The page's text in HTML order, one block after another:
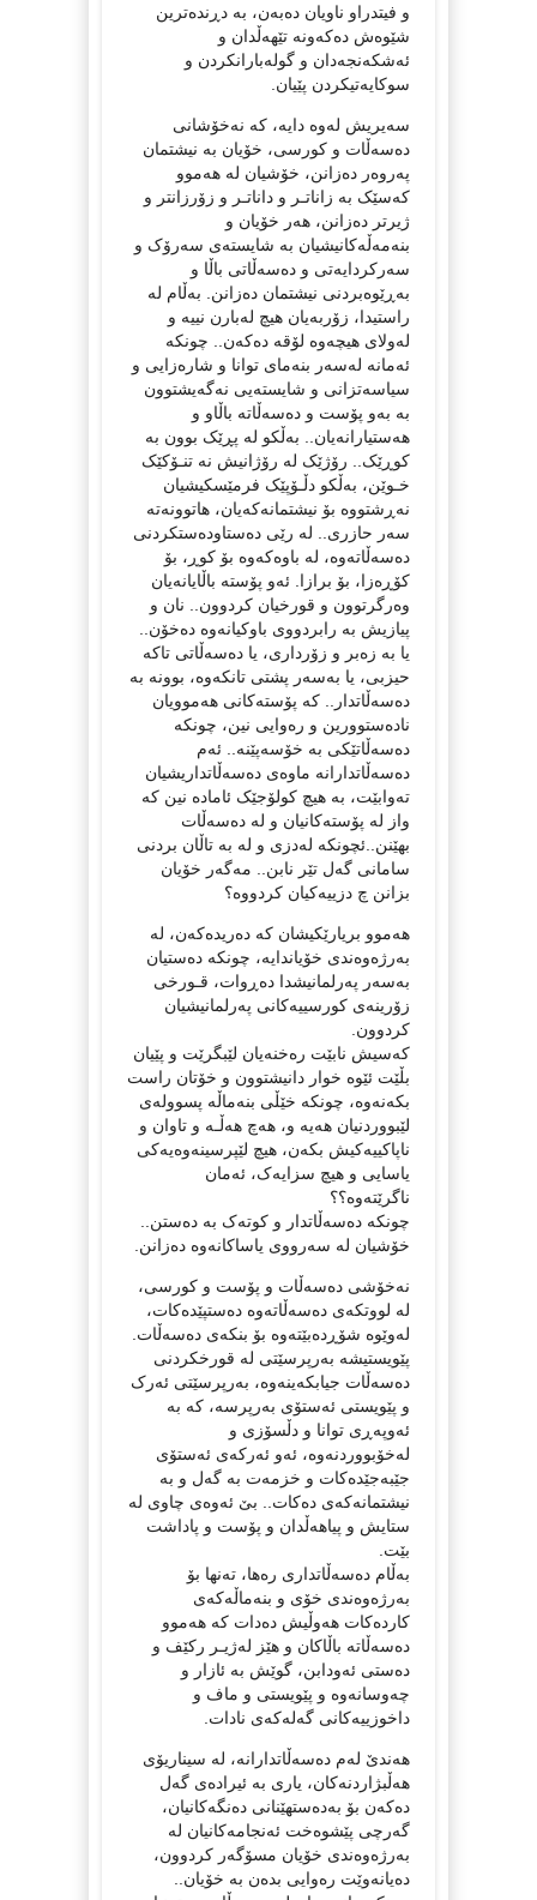
و فیتدراو ناویان دەبەن، بە دڕندەترین
شێوەش دەکەونە تێهەڵدان و
ئەشکەنجەدان و گولەبارانکردن و
سوکایەتیکردن پێیان.
سەیریش لەوە دایە، کە نەخۆشانی
دەسەڵات و کورسی، خۆیان بە نیشتمان
پەروەر دەزانن، خۆشیان لە هەموو
کەسێک بە زاناتـر و داناتـر و زۆرزانتر و
ژیرتر دەزانن، هەر خۆیان و
بنەمەڵەکانیشیان بە شایستەی سەرۆک و
سەرکردایەتی و دەسەڵاتی باڵا و
بەڕێوەبردنی نیشتمان دەزانن. بەڵام لە
راستیدا، زۆربەیان هیچ لەبارن نییە و
لەولای هیچەوە لۆقە دەکەن.. چونکە
ئەمانە لەسەر بنەمای توانا و شارەزایی و
سیاسەتزانی و شایستەیی نەگەیشتوون
بە بەو پۆست و دەسەڵاتە باڵاو و
هەستیارانەیان.. بەڵکو لە پڕێک بوون بە
کوڕێک.. رۆژێک لە رۆژانیش نە تنـۆکێک
خـوێن، بەڵکو دڵـۆپێک فرمێسکیشیان
نەڕشتووە بۆ نیشتمانەکەیان، هاتوونەتە
سەر حازری.. لە رێی دەستاودەستکردنی
دەسەڵاتەوە، لە باوەکەوە بۆ کوڕ، بۆ
کۆڕەزا، بۆ برازا. ئەو پۆستە باڵایانەیان
وەرگرتوون و قورخیان کردوون.. نان و
پیازیش بە رابردووی باوکیانەوە دەخۆن..
یا بە زەبر و زۆرداری، یا دەسەڵاتی تاکە
حیزبی، یا بەسەر پشتی تانکەوە، بوونە بە
دەسەڵاتدار.. کە پۆستەکانی هەموویان
نادەستوورین و رەوایی نین، چونکە
دەسەڵاتێکی بە خۆسەپێنە.. ئەم
دەسەڵاتدارانە ماوەی دەسەڵاتداریشیان
تەوابێت، بە هیچ کولۆجێک ئامادە نین کە
واز لە پۆستەکانیان و لە دەسەڵات
بهێنن..ئچونکە لەدزی و لە بە تاڵان بردنی
سامانی گەل تێر نابن.. مەگەر خۆیان
بزانن چ دزییەکیان کردووە؟
هەموو بریارێکیشان کە دەریدەکەن، لە
بەرژەوەندی خۆیاندایە، چونکە دەستیان
بەسەر پەرلمانیشدا دەڕوات، قـورخی
زۆرینەی کورسییەکانی پەرلمانیشیان
کردوون.
کەسیش نابێت رەخنەیان لێبگرێت و پێیان
بڵێت ئێوە خوار دانیشتوون و خۆتان راست
بکەنەوە، چونکە خێڵی بنەماڵە پسوولەی
لێبووردنیان هەیە و، هەچ هەڵـە و تاوان و
ناپاکییەکیش بکەن، هیچ لێپرسینەوەیەکی
یاسایی و هیچ سزایەک، ئەمان
ناگرێتەوە؟؟
چونکە دەسەڵاتدار و کوتەک بە دەستن..
خۆشیان لە سەرووی یاساکانەوە دەزانن.
نەخۆشی دەسەڵات و پۆست و کورسی،
لە لووتکەی دەسەڵاتەوە دەستپێدەکات،
لەوێوە شۆڕدەبێتەوە بۆ بنکەی دەسەڵات.
پێویستیشە بەرپرسێتی لە قورخکردنی
دەسەڵات جیابکەینەوە، بەرپرسێتی ئەرک
و پێویستی ئەستۆی بەرپرسە، کە بە
ئەوپەڕی توانا و دڵسۆزی و
لەخۆبووردنەوە، ئەو ئەرکەی ئەستۆی
جێبەجێدەکات و خزمەت بە گەل و بە
نیشتمانەکەی دەکات.. بێ ئەوەی چاوی لە
ستایش و پیاهەڵدان و پۆست و پاداشت
بێت.
بەڵام دەسەڵاتداری رەها، تەنها بۆ
بەرژەوەندی خۆی و بنەماڵەکەی
کاردەکات هەوڵیش دەدات کە هەموو
دەسەڵاتە باڵاکان و هێز لەژیـر رکێف و
دەستی ئەودابن، گوێش بە ئازار و
چەوسانەوە و پێویستی و ماف و
داخوزییەکانی گەلەکەی نادات.
هەندێ لەم دەسەڵاتدارانە، لە سیناریۆی
هەڵبژاردنەکان، یاری بە ئیرادەی گەل
دەکەن بۆ بەدەستهێنانی دەنگەکانیان،
گەرچی پێشوەخت ئەنجامەکانیان لە
بەرژەوەندی خۆیان مسۆگەر کردوون،
دەیانەوێت رەوایی بدەن بە خۆیان..